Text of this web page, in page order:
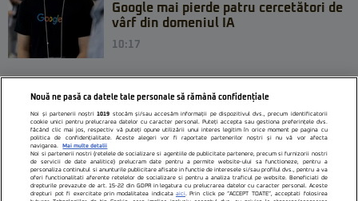
Google mai pierde patru cercetători de
vârf din domeniul IA
10:17
Nouă ne pasă ca datele tale personale să rămână confidențiale
Noi și partenerii noștri1019 stocăm și/sau accesăm informații pe dispozitivul dvs., precum identificatorii
cookie unici pentru prelucrarea datelor cu caracter personal. Puteți accepta sau gestiona preferințele dvs.
făcând clic mai jos, respectiv vă puteți opune utilizării unui interes legitim în orice moment pe pagina cu
politica de confidențialitate. Aceste alegeri vor fi raportate partenerilor noștri și nu vă vor afecta
navigarea.
Mai multe detalii
Noi si partenerii nostri (retelele de socializare si agentiile de publicitate partenere, precum si furnizorii nostri
de servicii de date analitice) prelucram date pentru a permite website-ului sa functioneze, pentru a
personaliza continutul si anunturile publicitare afisate in functie de interesele si/sau profilul dvs., pentru a va
oferi functionalitati aferente retelelor de socializare si pentru a analiza traficul pe website. Beneficiati de
drepturile prevazute de art. 15-22 din GDPR in legatura cu prelucrarea datelor cu caracter personal. Aceste
drepturi pot fi exercitate prin modalitatea indicata aici. Prin click pe “ACCEPT TOATE”, acceptati folosirea